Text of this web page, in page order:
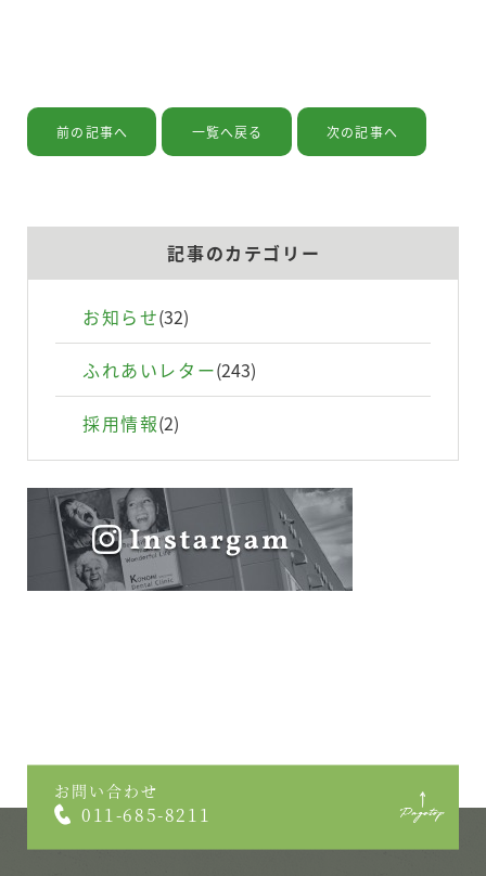
前の記事へ 一覧へ戻る 次の記事へ
記事のカテゴリー
お知らせ(32)
ふれあいレター(243)
採用情報(2)
お問い合わせ
011-685-8211